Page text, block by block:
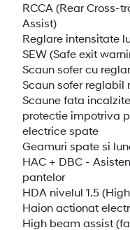
RCCA (Rear Cross-
Assist)
Reglare intensitate
SEW (Safe exit
Scaun sofer cu
Scaun sofer
Scaune fata incalzite
protectie impotriva
electrice spate
Geamuri spate si
HAC + DBC -
pantelor
HDA nivelul 1.5
Haion actionat
High beam assist